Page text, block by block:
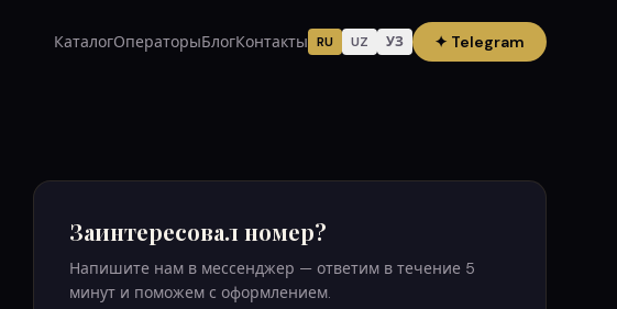
КаталогОператорыБлогКонтакты RU UZ УЗ ✦ Telegram
Заинтересовал номер?
Напишите нам в мессенджер — ответим в течение 5
минут и поможем с оформлением.